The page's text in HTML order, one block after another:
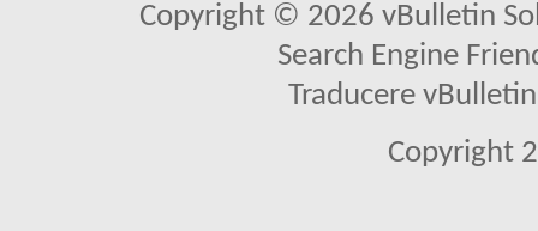
Copyright © 2026 vBulletin
Search Engine
Traducere
Copyright